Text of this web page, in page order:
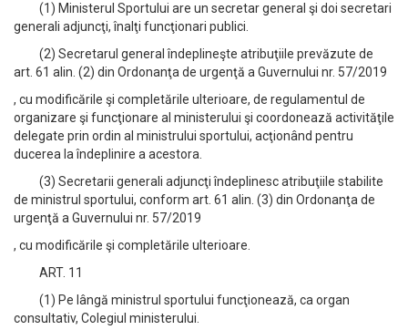
(1) Ministerul Sportului are un secretar general şi doi secretari
generali adjuncţi, înalţi funcţionari publici.
(2) Secretarul general îndeplineşte atribuţiile prevăzute de
art. 61 alin. (2) din Ordonanţa de urgenţă a Guvernului nr. 57/2019
, cu modificările şi completările ulterioare, de regulamentul de
organizare şi funcţionare al ministerului şi coordonează activităţile
delegate prin ordin al ministrului sportului, acţionând pentru
ducerea la îndeplinire a acestora.
(3) Secretarii generali adjuncţi îndeplinesc atribuţiile stabilite
de ministrul sportului, conform art. 61 alin. (3) din Ordonanţa de
urgenţă a Guvernului nr. 57/2019
, cu modificările şi completările ulterioare.
ART. 11
(1) Pe lângă ministrul sportului funcţionează, ca organ
consultativ, Colegiul ministerului.